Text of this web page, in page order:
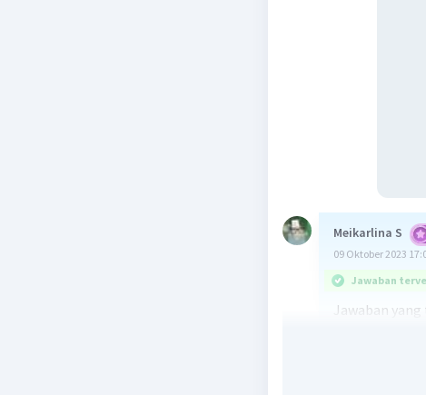
Meikarlina S
09 Oktober 2023
Jawaban
Jawaban
Komponen
Berdasarkan